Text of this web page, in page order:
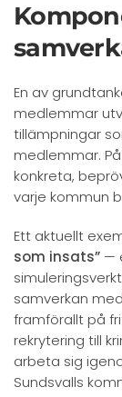
En av
medlemmar
tillämpningar
medlemmar.
konkreta,
varje kommun
Ett aktuellt
som insats” —
samverkan
framförallt på
rekrytering till
arbeta sig
Sundsvalls